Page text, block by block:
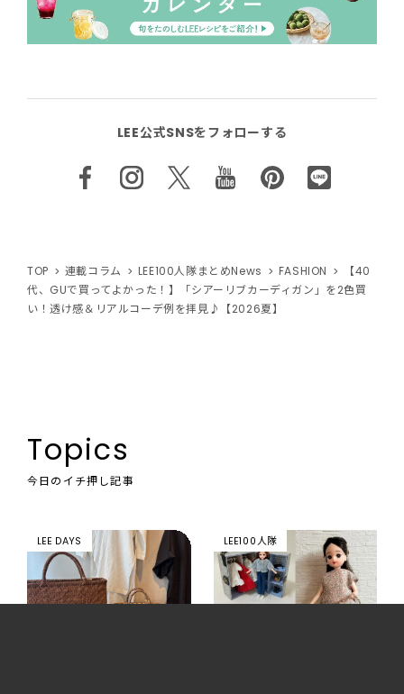
LEE公式SNSをフォローする
TOP 連載コラム LEE100人隊まとめNews FASHION
【40
代、GUで買ってよかった！】「シアーリブカーディガン」を2色買
い！透け感＆リアルコーデ例を拝見♪【2026夏】
Topics
今日のイチ押し記事
LEE DAYS LEE100人隊